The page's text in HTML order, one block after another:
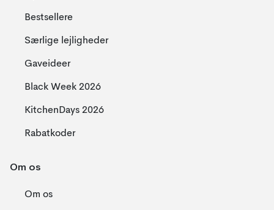
Bestsellere
Særlige lejligheder
Gaveideer
Black Week 2026
KitchenDays 2026
Rabatkoder
Om os
Om os